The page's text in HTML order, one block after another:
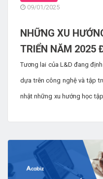
09/01/2025
NHỮNG XU
TRIỂN NĂM 2025
Tương lai của L&D đang
dựa trên công nghệ và tập
nhật những xu hướng học